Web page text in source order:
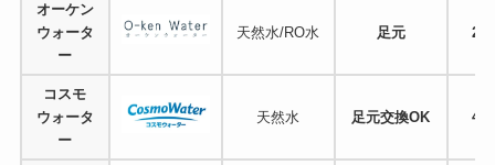
オーケン
ウォータ
ー
天然水/RO水 足元
コスモ
ウォータ
ー
天然水 足元交換OK